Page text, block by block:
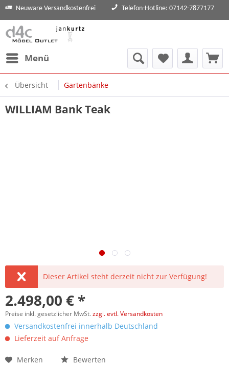
Neuware Versandkostenfrei Telefon-Hotline: 07142-7877177
Menü
Übersicht Gartenbänke
WILLIAM Bank Teak
Dieser Artikel steht derzeit nicht zur Verfügung!
2.498,00 € *
Preise inkl. gesetzlicher MwSt.zzgl. evtl. Versandkosten
Versandkostenfrei innerhalb Deutschland
Lieferzeit auf Anfrage
Merken Bewerten